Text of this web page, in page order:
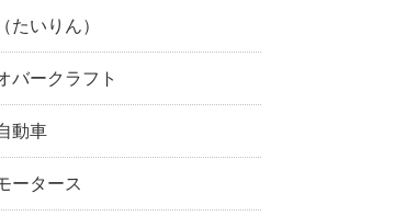
たいりん）
バークラフト
動車
ータース